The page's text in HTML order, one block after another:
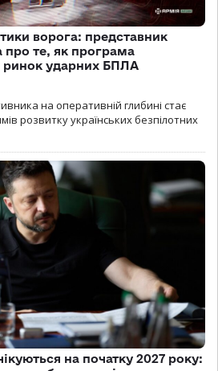
ворога: представник
про те, як програма
ударних БПЛА
на оперативній глибині стає
розвитку українських безпілотних
на початку 2027 року: